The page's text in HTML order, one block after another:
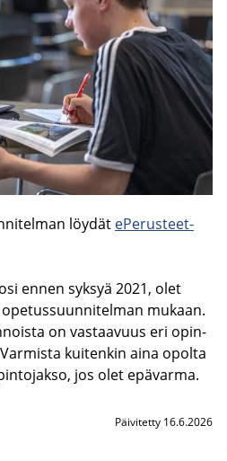
löy­dät ePerusteet-​
ennen syk­syä 2021, olet
mu­kaan.
on vas­taa­vuus eri opin­
kui­ten­kin aina opol­ta
jos olet epä­var­ma.
Päivitetty 16.6.2026